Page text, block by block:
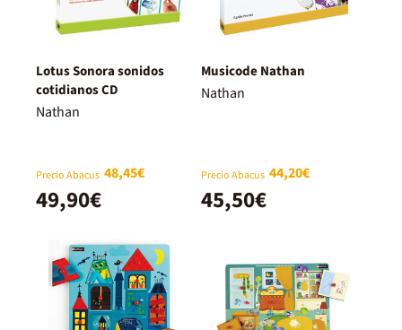
Lotus Sonora sonidos
cotidianos CD
Nathan
Precio Abacus 48,45€
49,90€
Musicode Nathan
Nathan
Precio Abacus 44,20€
45,50€